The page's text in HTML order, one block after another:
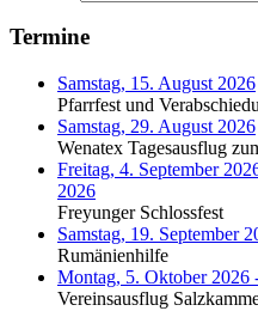
Termine
Samstag, 15. August 2026
Pfarrfest und
Samstag, 29. August 2026
Wenatex Tagesausflug
Freitag, 4. September
2026
Freyunger Schlossfest
Samstag, 19. September
Rumänienhilfe
Montag, 5. Oktober 2026
Vereinsausflug